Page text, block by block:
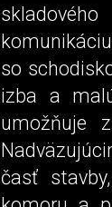
so
izba a
umožňuje
časť